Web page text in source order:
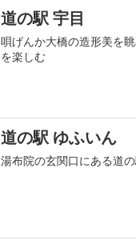
道の駅 宇目
唄げんか大橋の造形美を
を楽しむ
道の駅 ゆふいん
湯布院の玄関口にある道